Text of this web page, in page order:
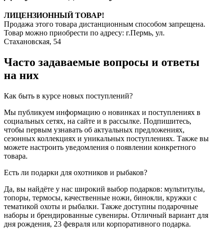
ЛИЦЕНЗИОННЫЙ ТОВАР!
Продажа этого товара дистанционным способом запрещена.
Товар можно приобрести по адресу: г.Пермь, ул.
Стахановская, 54
Часто задаваемые вопросы и ответы
на них
Как быть в курсе новых поступлений?
Мы публикуем информацию о новинках и поступлениях в
социальных сетях, на сайте и в рассылке. Подпишитесь,
чтобы первым узнавать об актуальных предложениях,
сезонных коллекциях и уникальных поступлениях. Также вы
можете настроить уведомления о появлении конкретного
товара.
Есть ли подарки для охотников и рыбаков?
Да, вы найдёте у нас широкий выбор подарков: мультитулы,
топоры, термосы, качественные ножи, бинокли, кружки с
тематикой охоты и рыбалки. Также доступны подарочные
наборы и брендированные сувениры. Отличный вариант для
дня рождения, 23 февраля или корпоративного подарка.